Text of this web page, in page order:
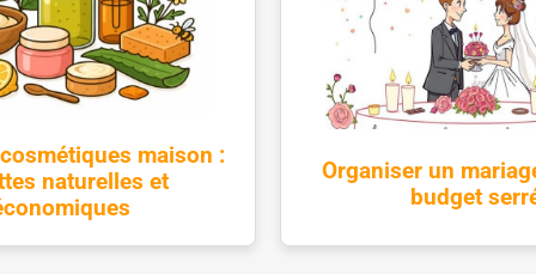
maison :
naturelles et
Organiser un
budget